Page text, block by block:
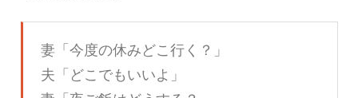
妻「今度の休みどこ行く？」
夫「どこでもいいよ」